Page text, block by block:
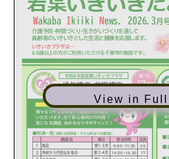
View in Full